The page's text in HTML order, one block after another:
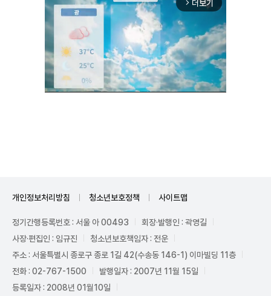
arrow_forward_ios 더보기
개인정보처리방침 청소년보호정책 사이트맵
정기간행등록번호 : 서울 아 00493
회장·발행인 : 곽영길
사장·편집인 : 임규진
청소년보호책임자 : 전운
주소 : 서울특별시 종로구 종로 1길 42(수송동 146-1) 이마빌딩 11층
전화 : 02-767-1500
발행일자 : 2007년 11월 15일
등록일자 : 2008년 01월10일